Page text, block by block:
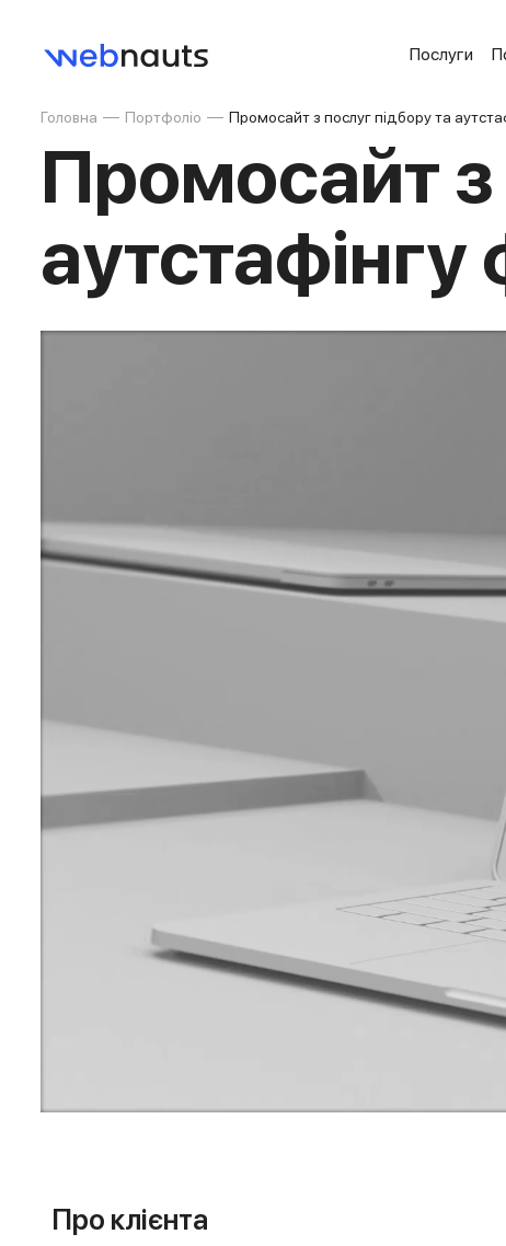
Послуги
Головна Портфоліо Промосайт з послуг підбору та
Промосайт з
аутстафінгу
Про клієнта